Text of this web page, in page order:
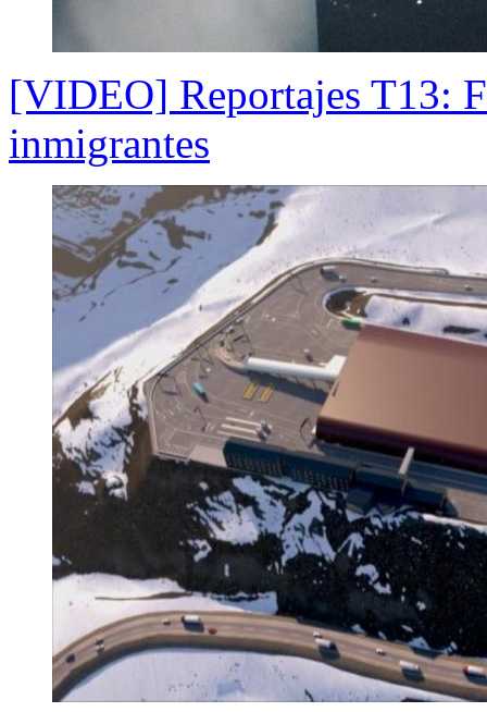
[VIDEO] Reportajes T13:
inmigrantes